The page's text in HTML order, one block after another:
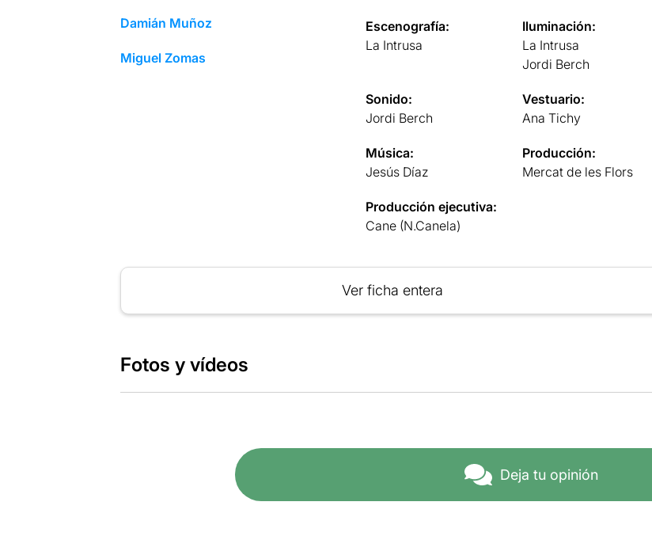
Damián Muñoz
Miguel Zomas
Escenografía:
La Intrusa
Iluminación:
La Intrusa
Jordi Berch
Sonido:
Jordi Berch
Vestuario:
Ana Tichy
Música:
Jesús Díaz
Producción:
Mercat de les Flors
Producción ejecutiva:
Cane (N.Canela)
Ver ficha entera
Fotos y vídeos
Deja tu opinión